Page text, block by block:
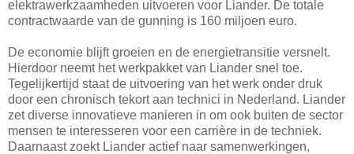
elektrawerkzaamheden uitvoeren voor Liander. De totale
contractwaarde van de gunning is 160 miljoen euro.
De economie blijft groeien en de energietransitie versnelt.
Hierdoor neemt het werkpakket van Liander snel toe.
Tegelijkertijd staat de uitvoering van het werk onder druk
door een chronisch tekort aan technici in Nederland. Liander
zet diverse innovatieve manieren in om ook buiten de sector
mensen te interesseren voor een carrière in de techniek.
Daarnaast zoekt Liander actief naar samenwerkingen,